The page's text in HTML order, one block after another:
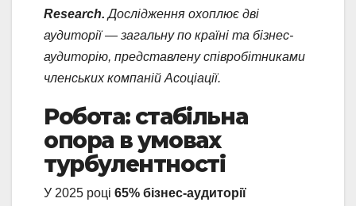
Research. Дослідження охоплює дві
аудиторії — загальну по країні та бізнес-
аудиторію, представлену співробітниками
членських компаній Асоціації.
Робота: стабільна
опора в умовах
турбулентності
У 2025 році 65% бізнес-аудиторії